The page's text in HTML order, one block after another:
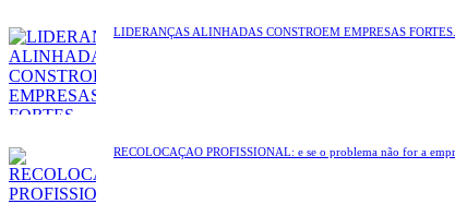
LIDERANÇAS ALINHADAS CONSTROEM EMPRESAS
RECOLOCAÇÃO PROFISSIONAL: e se o problema não for a